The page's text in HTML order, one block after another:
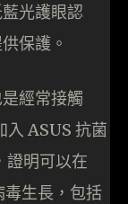
光護眼認
保護。
經常接觸
ASUS 抗菌
證明可以在
生長，包括